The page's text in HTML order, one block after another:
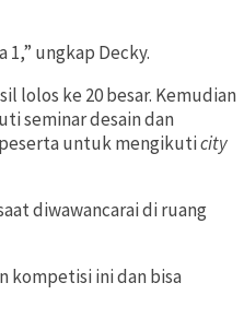
ungkap Decky.
lolos ke 20 besar. Kemudian
seminar desain dan
peserta untuk mengikuticity
diwawancarai di ruang
kompetisi ini dan bisa